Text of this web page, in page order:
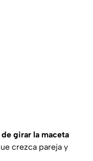
de girar la maceta
crezca pareja y